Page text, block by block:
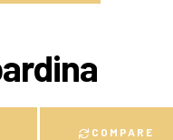
COMPARE